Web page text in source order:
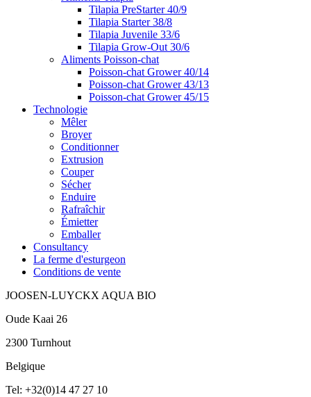
Tilapia PreStarter 40/9
Tilapia Starter 38/8
Tilapia Juvenile 33/6
Tilapia Grow-Out 30/6
Aliments Poisson-chat
Poisson-chat Grower 40/14
Poisson-chat Grower 43/13
Poisson-chat Grower 45/15
Technologie
Mêler
Broyer
Conditionner
Extrusion
Couper
Sécher
Enduire
Rafraîchir
Émietter
Emballer
Consultancy
La ferme d'esturgeon
Conditions de vente
JOOSEN-LUYCKX AQUA BIO
Oude Kaai 26
2300 Turnhout
Belgique
Tel: +32(0)14 47 27 10